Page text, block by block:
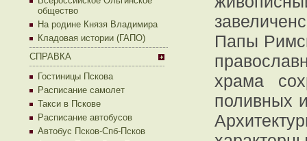
общество
На родине Князя Владимира
Кладовая истории (ГАПО)
СПРАВКА
Гостиницы Пскова
Расписание самолет
Такси в Пскове
Расписание автобусов
Автобус Псков-Спб-Псков
Папы
храма
поливных